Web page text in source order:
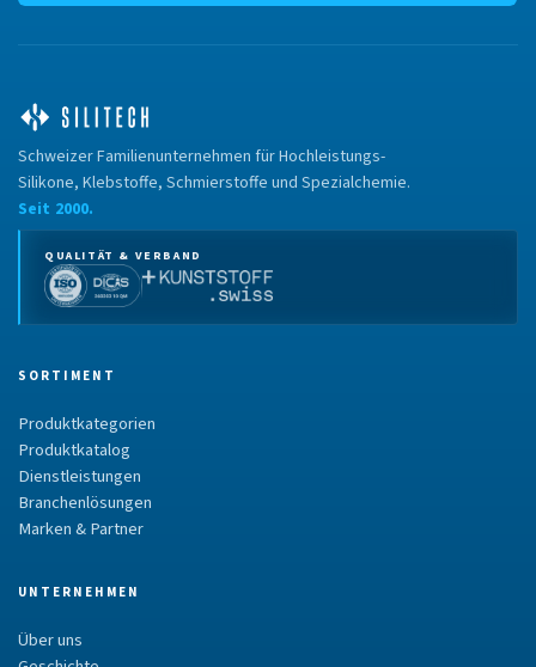
Schweizer Familienunternehmen für Hochleistungs-
Silikone, Klebstoffe, Schmierstoffe und Spezialchemie.
Seit 2000.
QUALITÄT & VERBAND
SORTIMENT
Produktkategorien
Produktkatalog
Dienstleistungen
Branchenlösungen
Marken & Partner
UNTERNEHMEN
Über uns